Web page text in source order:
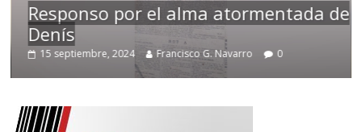
Responso por el alma atormentada de
Denís
15 septiembre, 2024 Francisco G. Navarro 0